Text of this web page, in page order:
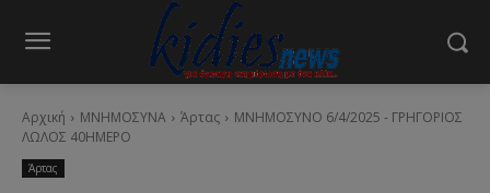
Αρχική ΜΝΗΜΟΣΥΝΑ Άρτας
ΜΝΗΜΟΣΥΝΟ 6/4/2025 - ΓΡΗΓΟΡΙΟΣ
ΛΩΛΟΣ 40ΗΜΕΡΟ
Άρτας